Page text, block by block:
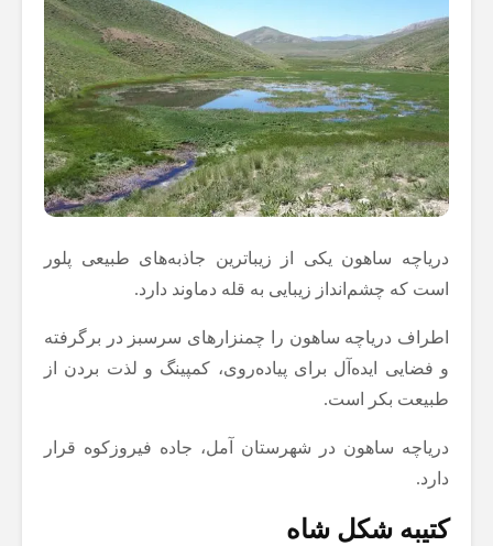
دریاچه ساهون یکی از زیباترین جاذبه‌های طبیعی پلور
است که چشم‌انداز زیبایی به قله دماوند دارد.
اطراف دریاچه ساهون را چمنزارهای سرسبز در برگرفته
و فضایی ایده‌آل برای پیاده‌روی، کمپینگ و لذت بردن از
طبیعت بکر است.
دریاچه ساهون در شهرستان آمل، جاده فیروزکوه قرار
دارد.
کتیبه شکل شاه